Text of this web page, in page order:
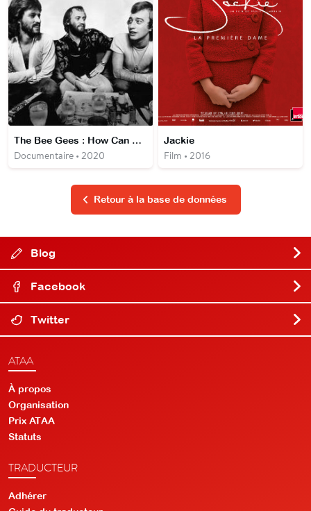
The Bee Gees : How Can You Mend a Broken Heart
Documentaire • 2020
Jackie
Film • 2016
Retour à la base de données
Blog
Facebook
Twitter
ATAA
À propos
Organisation
Prix ATAA
Statuts
TRADUCTEUR
Adhérer